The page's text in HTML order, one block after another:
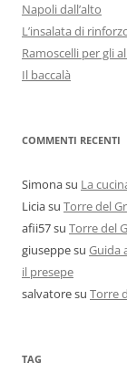
Napoli dall’alto
L’insalata di
Ramoscelli per gli
Il baccalà
COMMENTI RECENTI
Simonasu La
Liciasu Torre del
afii57su Torre del
giuseppesu Guida
il presepe
salvatoresu Torre
TAG